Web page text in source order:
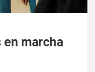
marcha